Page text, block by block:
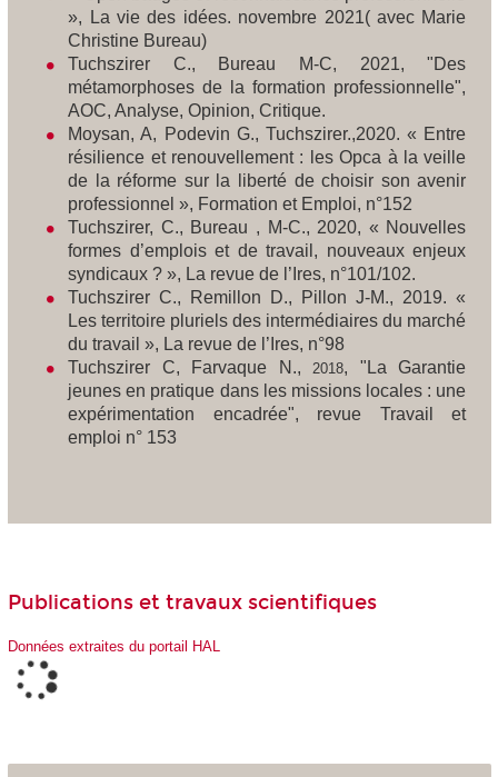
», La vie des idées. novembre 2021( avec Marie
Christine Bureau)
Tuchszirer C., Bureau M-C, 2021, "Des
métamorphoses de la formation professionnelle",
AOC, Analyse, Opinion, Critique.
Moysan, A, Podevin G., Tuchszirer.,2020. « Entre
résilience et renouvellement : les Opca à la veille
de la réforme sur la liberté de choisir son avenir
professionnel », Formation et Emploi, n°152
Tuchszirer, C., Bureau , M-C., 2020, « Nouvelles
formes d’emplois et de travail, nouveaux enjeux
syndicaux ? », La revue de l’Ires, n°101/102.
Tuchszirer C., Remillon D., Pillon J-M., 2019. «
Les territoire pluriels des intermédiaires du marché
du travail », La revue de l’Ires, n°98
Tuchszirer C, Farvaque N., 2018, "La Garantie
jeunes en pratique dans les missions locales : une
expérimentation encadrée‪", revue Travail et
emploi n° 153
Publications et travaux scientifiques
Données extraites du portail HAL